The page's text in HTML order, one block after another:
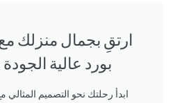
ارتقِ بجمال منزلك مع
بورد عالية الجودة من
ابدأ رحلتك نحو التصميم المثالي مع